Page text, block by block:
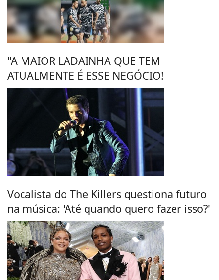
"A MAIOR LADAINHA QUE TEM
ATUALMENTE É ESSE NEGÓCIO!
Vocalista do The Killers questiona futuro
na música: 'Até quando quero fazer isso?'